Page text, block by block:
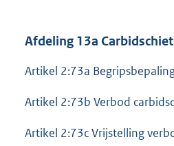
Afdeling 13a
Artikel 2:73a
Artikel 2:73b Verbod
Artikel 2:73c Vrijstelling